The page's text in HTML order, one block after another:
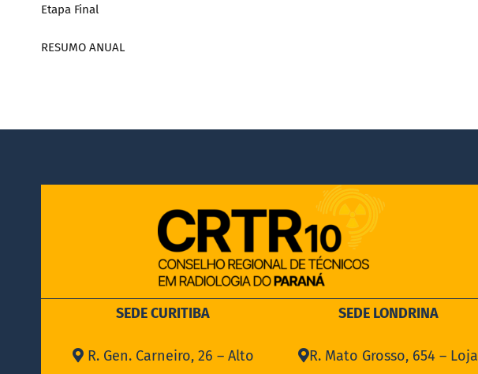
Etapa Final
RESUMO ANUAL
SEDE CURITIBA
R. Gen. Carneiro, 26 – Alto
SEDE LONDRINA
R. Mato Grosso, 654 – Loja